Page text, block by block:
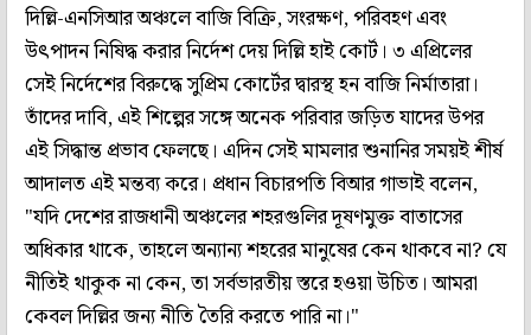
দিল্লি-এনসিআর অঞ্চলে বাজি বিক্রি, সংরক্ষণ, পরিবহণ এবং
উৎপাদন নিষিদ্ধ করার নির্দেশ দেয় দিল্লি হাই কোর্ট। ৩ এপ্রিলের
সেই নির্দেশের বিরুদ্ধে সুপ্রিম কোর্টের দ্বারস্থ হন বাজি নির্মাতারা।
তাঁদের দাবি, এই শিল্পের সঙ্গে অনেক পরিবার জড়িত যাদের উপর
এই সিদ্ধান্ত প্রভাব ফেলছে। এদিন সেই মামলার শুনানির সময়ই শীর্ষ
আদালত এই মন্তব্য করে। প্রধান বিচারপতি বিআর গাভাই বলেন,
"যদি দেশের রাজধানী অঞ্চলের শহরগুলির দূষণমুক্ত বাতাসের
অধিকার থাকে, তাহলে অন্যান্য শহরের মানুষের কেন থাকবে না? যে
নীতিই থাকুক না কেন, তা সর্বভারতীয় স্তরে হওয়া উচিত। আমরা
কেবল দিল্লির জন্য নীতি তৈরি করতে পারি না।"